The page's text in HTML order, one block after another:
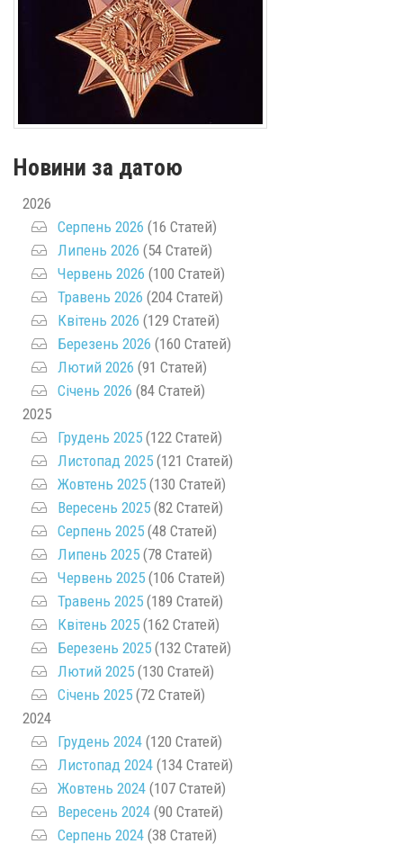
Новини за датою
2026
Серпень 2026 (16 Статей)
Липень 2026 (54 Статей)
Червень 2026 (100 Статей)
Травень 2026 (204 Статей)
Квітень 2026 (129 Статей)
Березень 2026 (160 Статей)
Лютий 2026 (91 Статей)
Січень 2026 (84 Статей)
2025
Грудень 2025 (122 Статей)
Листопад 2025 (121 Статей)
Жовтень 2025 (130 Статей)
Вересень 2025 (82 Статей)
Серпень 2025 (48 Статей)
Липень 2025 (78 Статей)
Червень 2025 (106 Статей)
Травень 2025 (189 Статей)
Квітень 2025 (162 Статей)
Березень 2025 (132 Статей)
Лютий 2025 (130 Статей)
Січень 2025 (72 Статей)
2024
Грудень 2024 (120 Статей)
Листопад 2024 (134 Статей)
Жовтень 2024 (107 Статей)
Вересень 2024 (90 Статей)
Серпень 2024 (38 Статей)